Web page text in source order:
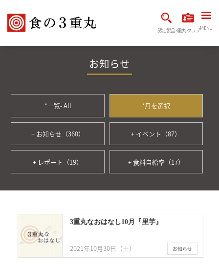
認定製品3重丸クラブMENU
お知らせ
*一覧- All *月を選択
+ お知らせ（360） + イベント（87）
+ レポート（19） + 食料自給率（17）
3重丸なおはなし10月『里芋』
2021年10月30日（土） お知らせ